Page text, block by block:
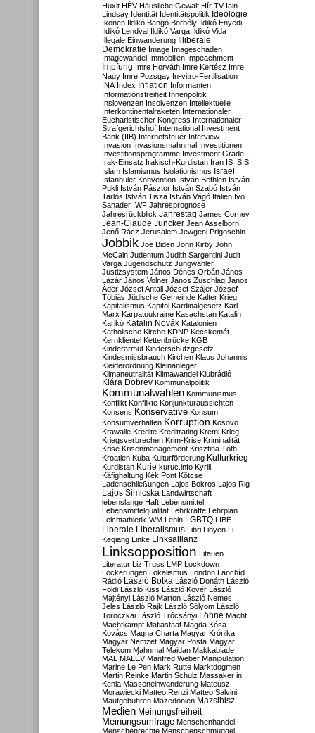
Huxit HÉV Häusliche Gewalt Hír TV Iain
Lindsay Identität Identitätspolitik Ideologie
Ikonen Ildikó Bangó Borbély Ildikó Enyedi
Ildikó Lendvai Ildikó Varga Ildikó Vida
Illegale Einwanderung Illiberale
Demokratie Image Imageschaden
Imagewandel Immobilien Impeachment
Impfung Imre Horváth Imre Kertész Imre
Nagy Imre Pozsgay In-vitro-Fertilisation
INA Index Inflation Informanten
Informationsfreiheit Innenpolitik
Inslovenzen Insolvenzen Intellektuelle
Interkontinentalraketen Internationaler
Eucharistischer Kongress Internationaler
Strafgerichtshof International Investment
Bank (IIB) Internetsteuer Interview
Invasion Invasionsmahnmal Investitionen
Investitionsprogramme Investment Grade
Irak-Einsatz Irakisch-Kurdistan Iran IS ISIS
Islam Islamismus Isolationismus Israel
Istanbuler Konvention István Bethlen István
Pukli István Pásztor István Szabó István
Tarlós István Tisza István Vágó Italien Ivo
Sanader IWF Jahresprognose
Jahresrückblick Jahrestag James Corney
Jean-Claude Juncker Jean Asselborn
Jenő Rácz Jerusalem Jewgeni Prigoschin
Jobbik Joe Biden John Kirby John
McCain Judentum Judith Sargentini Judit
Varga Jugendschutz Jungwähler
Justizsystem János Dénes Orbán János
Lázár János Volner János Zuschlag János
Áder József Antall József Szájer József
Tóbiás Jüdische Gemeinde Kalter Krieg
Kapitalismus Kapitol Kardinalgesetz Karl
Marx Karpatoukraine Kasachstan Katalin
Karikó Katalin Novák Katalonien
Katholische Kirche KDNP Kecskemét
Kernklientel Kettenbrücke KGB
Kinderarmut Kinderschutzgesetz
Kindesmissbrauch Kirchen Klaus Johannis
Kleiderordnung Kleinanleger
Klimaneutralität Klimawandel Klubrádió
Klára Dobrev Kommunalpolitik
Kommunalwahlen Kommunismus
Konflikt Konflikte Konjunkturaussichten
Konsens Konservative Konsum
Konsumverhalten Korruption Kosovo
Krawalle Kredite Kreditrating Kreml Krieg
Kriegsverbrechen Krim-Krise Kriminalität
Krise Krisenmanagement Krisztina Tóth
Kroatien Kuba Kulturförderung Kulturkrieg
Kurdistan Kurie kuruc.info Kyrill
Käfighaltung Kék Pont Kötcse
Ladenschließungen Lajos Bokros Lajos Rig
Lajos Simicska Landwirtschaft
lebenslange Haft Lebensmittel
Lebensmittelqualität Lehrkräfte Lehrplan
Leichtathletik-WM Lenin LGBTQ LIBE
Liberale Liberalismus Libri Libyen Li
Keqiang Linke Linksallianz
Linksopposition Litauen
Literatur Liz Truss LMP Lockdown
Lockerungen Lokalismus London Lánchíd
Rádió
László Botka László Donáth László
Földi László Kiss László Kövér László
Majtényi László Marton László Nemes
Jeles László Rajk László Sólyom László
Toroczkai László Trócsányi Löhne Macht
Machtkampf Mafiastaat Magda Kósa-
Kovács Magna Charta Magyar Krónika
Magyar Nemzet Magyar Posta Magyar
Telekom Mahnmal Maidan Makkabiade
MAL MALÉV Manfred Weber Manipulation
Marine Le Pen Mark Rutte Marktdogmen
Martin Reinke Martin Schulz Massaker in
Kenia Masseneinwanderung Mateusz
Morawiecki Matteo Renzi Matteo Salvini
Mautgebühren Mazedonien Mazsihisz
Medien Meinungsfreiheit
Meinungsumfrage Menschenhandel
Menschenrechte Menschenschmuggel